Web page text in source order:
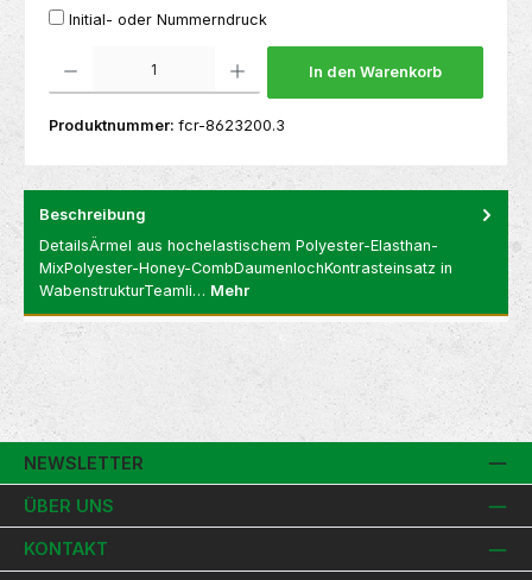
Initial- oder Nummerndruck
Produkt Anzahl: Gib den gewünschten Wert ein oder benutze die Schaltflächen um
In den Warenkorb
Produktnummer: fcr-8623200.3
Beschreibung
DetailsÄrmel aus hochelastischem Polyester-Elasthan-
MixPolyester-Honey-CombDaumenlochKontrasteinsatz in
WabenstrukturTeamli… Mehr
NEWSLETTER
ÜBER UNS
KONTAKT